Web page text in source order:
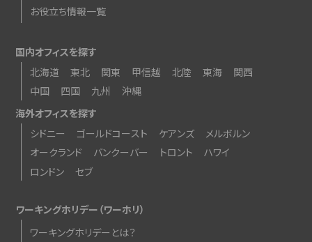
お役立ち情報一覧
国内オフィスを探す
北海道
東北 関東 甲信越 北陸 東海
関西
中国
四国 九州
沖縄
海外オフィスを探す
シドニー
ゴールドコースト ケアンズ
メルボルン
オークランド
バンクーバー トロント
ハワイ
ロンドン
セブ
ワーキングホリデー（ワーホリ）
ワーキングホリデーとは？